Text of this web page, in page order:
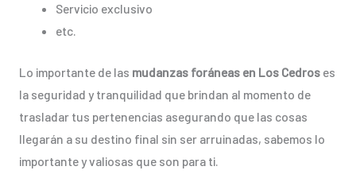
Servicio exclusivo
etc.
Lo importante de las mudanzas foráneas en Los Cedroses
la seguridad y tranquilidad que brindan al momento de
trasladar tus pertenencias asegurando que las cosas
llegarán a su destino final sin ser arruinadas, sabemos lo
importante y valiosas que son para ti.